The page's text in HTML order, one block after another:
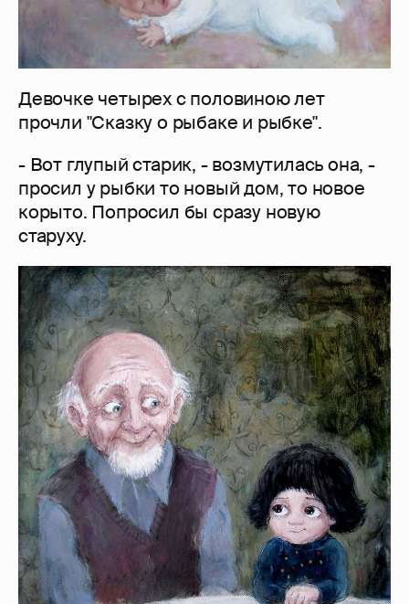
Девочке четырех с половиною лет
прочли "Сказку о рыбаке и рыбке".
- Вот глупый старик, - возмутилась она, -
просил у рыбки то новый дом, то новое
корыто. Попросил бы сразу новую
старуху.